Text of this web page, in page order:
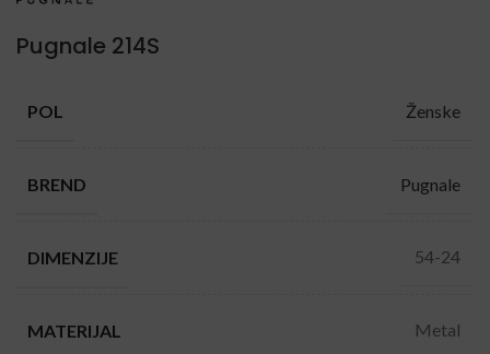
Pugnale 214S
POL Ženske
BREND Pugnale
DIMENZIJE 54-24
MATERIJAL Metal